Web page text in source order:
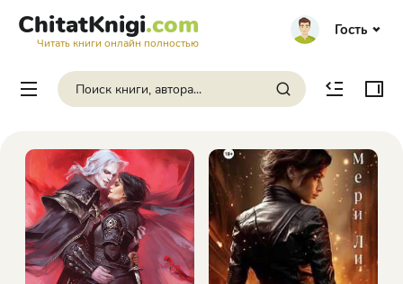
ChitatKnigi.com
Читать книги онлайн полностью
Гость